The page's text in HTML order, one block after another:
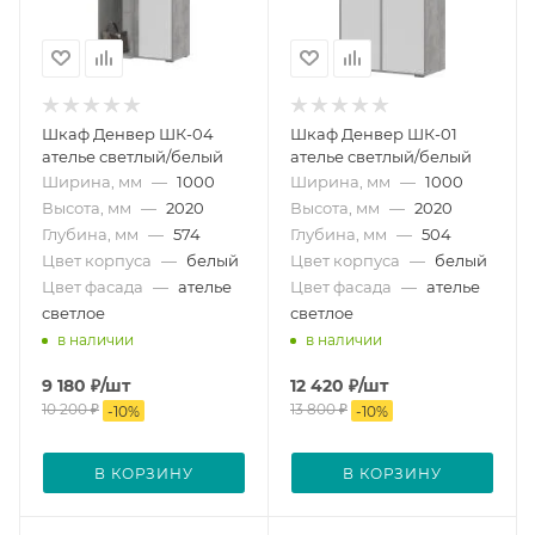
Шкаф Денвер ШК-04
ателье светлый/белый
Ширина, мм — 1000
Высота, мм — 2020
Глубина, мм — 574
Цвет корпуса — белый
Цвет фасада — ателье
светлое
в наличии
9 180 ₽/шт
10 200₽ -10%
В КОРЗИНУ
Шкаф Денвер ШК-01
ателье светлый/белый
Ширина, мм — 1000
Высота, мм — 2020
Глубина, мм — 504
Цвет корпуса — белый
Цвет фасада — ателье
светлое
в наличии
12 420 ₽/шт
13 800₽ -10%
В КОРЗИНУ